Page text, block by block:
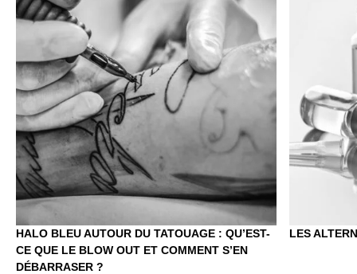
HALO BLEU AUTOUR DU TATOUAGE : QU’EST-
CE QUE LE BLOW OUT ET COMMENT S’EN
DÉBARRASER ?
LES